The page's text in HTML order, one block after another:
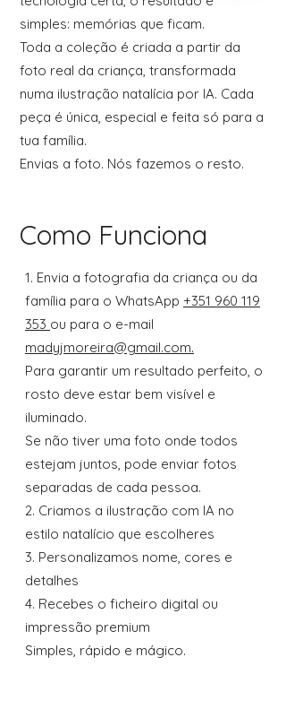
simples: memórias que ficam.
Toda a coleção é criada a partir da
foto real da criança, transformada
numa ilustração natalícia por IA. Cada
peça é única, especial e feita só para a
tua família.
Envias a foto. Nós fazemos o resto.
Como Funciona
1. Envia a fotografia da criança ou da
família para o WhatsApp +351 960 119
353 ou para o e-mail
madyjmoreira@gmail.com.
Para garantir um resultado perfeito, o
rosto deve estar bem visível e
iluminado.
Se não tiver uma foto onde todos
estejam juntos, pode enviar fotos
separadas de cada pessoa.
2. Criamos a ilustração com IA no
estilo natalício que escolheres
3. Personalizamos nome, cores e
detalhes
4. Recebes o ficheiro digital ou
impressão premium
Simples, rápido e mágico.